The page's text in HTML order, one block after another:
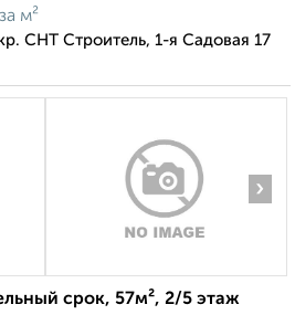
за м²
СНТ Строитель, 1-я Садовая 17
›
срок, 57м², 2/5 этаж